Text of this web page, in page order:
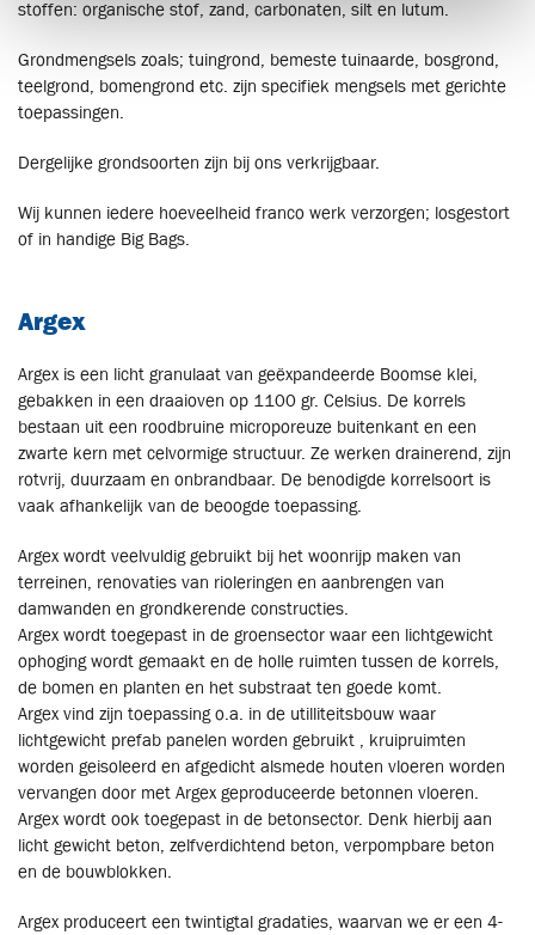
stoffen: organische stof, zand, carbonaten, silt en lutum.
Grondmengsels zoals; tuingrond, bemeste tuinaarde, bosgrond,
teelgrond, bomengrond etc. zijn specifiek mengsels met gerichte
toepassingen.
Dergelijke grondsoorten zijn bij ons verkrijgbaar.
Wij kunnen iedere hoeveelheid franco werk verzorgen; losgestort
of in handige Big Bags.
Argex
Argex is een licht granulaat van geëxpandeerde Boomse klei,
gebakken in een draaioven op 1100 gr. Celsius. De korrels
bestaan uit een roodbruine microporeuze buitenkant en een
zwarte kern met celvormige structuur. Ze werken drainerend, zijn
rotvrij, duurzaam en onbrandbaar. De benodigde korrelsoort is
vaak afhankelijk van de beoogde toepassing.
Argex wordt veelvuldig gebruikt bij het woonrijp maken van
terreinen, renovaties van rioleringen en aanbrengen van
damwanden en grondkerende constructies.
Argex wordt toegepast in de groensector waar een lichtgewicht
ophoging wordt gemaakt en de holle ruimten tussen de korrels,
de bomen en planten en het substraat ten goede komt.
Argex vind zijn toepassing o.a. in de utilliteitsbouw waar
lichtgewicht prefab panelen worden gebruikt , kruipruimten
worden geisoleerd en afgedicht alsmede houten vloeren worden
vervangen door met Argex geproduceerde betonnen vloeren.
Argex wordt ook toegepast in de betonsector. Denk hierbij aan
licht gewicht beton, zelfverdichtend beton, verpompbare beton
en de bouwblokken.
Argex produceert een twintigtal gradaties, waarvan we er een 4-